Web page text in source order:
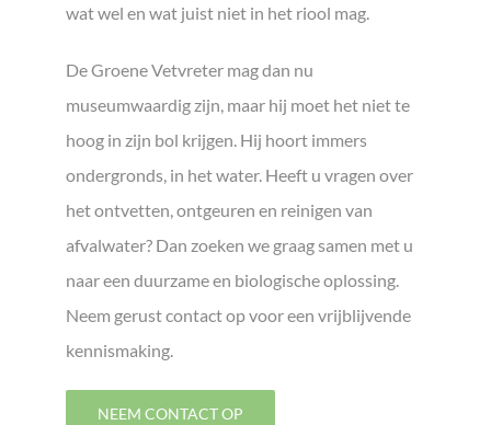
wat wel en wat juist niet in het riool mag.
De Groene Vetvreter mag dan nu
museumwaardig zijn, maar hij moet het niet te
hoog in zijn bol krijgen. Hij hoort immers
ondergronds, in het water. Heeft u vragen over
het ontvetten, ontgeuren en reinigen van
afvalwater? Dan zoeken we graag samen met u
naar een duurzame en biologische oplossing.
Neem gerust contact op voor een vrijblijvende
kennismaking.
NEEM CONTACT OP